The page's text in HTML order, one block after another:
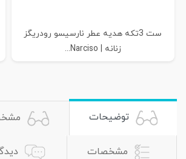
ست 3تکه هدیه عطر نارسیسو رودریگز
زنانه | Narciso...
توضیحات
مشخصات